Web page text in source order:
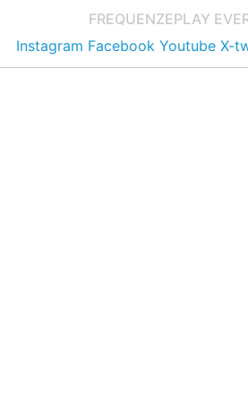
FREQUENZEPLAY
Instagram Facebook Youtube X-